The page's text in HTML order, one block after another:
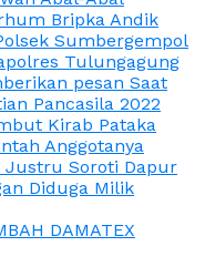
Bripka Andik
Sumbergempol
Tulungagung
pesan Saat
Pancasila 2022
Kirab Pataka
Anggotanya
Justru Soroti Dapur
Diduga Milik
DAMATEX